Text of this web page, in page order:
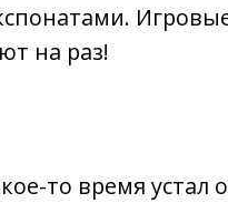
на раз!
то время устал